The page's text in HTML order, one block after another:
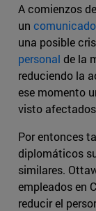
A comienzos
un
una posible
personal de la
reduciendo la
ese momento
visto
Por entonces
diplomáticos
similares.
empleados en
reducir el